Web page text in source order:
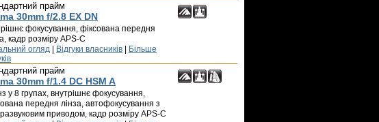
прайм
30mm f/2.8 EX DN
фокусування, фіксована передня
кадр розміру APS-C
огляд Відгуки власників
Більше
прайм
30mm f/1.4 DC HSM A
у 8 групах, внутрішнє фокусування,
передня лінза, автофокусування з
приводом, кадр розміру APS-C